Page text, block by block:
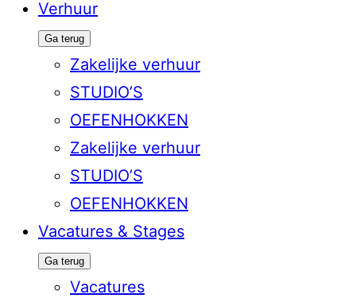
Verhuur
Ga terug
Zakelijke verhuur
STUDIO’S
OEFENHOKKEN
Zakelijke verhuur
STUDIO’S
OEFENHOKKEN
Vacatures & Stages
Ga terug
Vacatures